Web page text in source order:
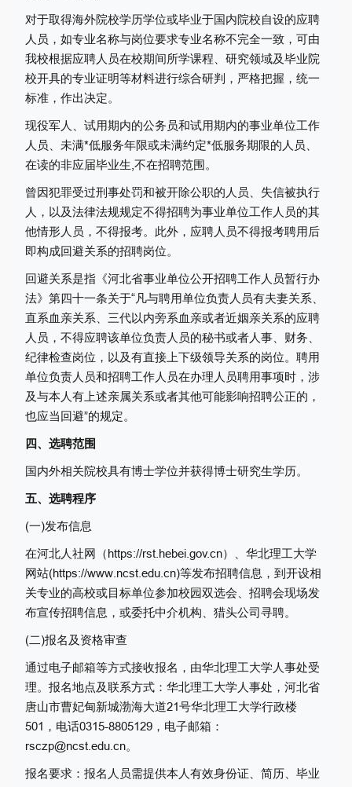
对于取得海外院校学历学位或毕业于国内院校自设的应聘
人员，如专业名称与岗位要求专业名称不完全一致，可由
我校根据应聘人员在校期间所学课程、研究领域及毕业院
校开具的专业证明等材料进行综合研判，严格把握，统一
标准，作出决定。
现役军人、试用期内的公务员和试用期内的事业单位工作
人员、未满*低服务年限或未满约定*低服务期限的人员、
在读的非应届毕业生,不在招聘范围。
曾因犯罪受过刑事处罚和被开除公职的人员、失信被执行
人，以及法律法规规定不得招聘为事业单位工作人员的其
他情形人员，不得报考。此外，应聘人员不得报考聘用后
即构成回避关系的招聘岗位。
回避关系是指《河北省事业单位公开招聘工作人员暂行办
法》第四十一条关于“凡与聘用单位负责人员有夫妻关系、
直系血亲关系、三代以内旁系血亲或者近姻亲关系的应聘
人员，不得应聘该单位负责人员的秘书或者人事、财务、
纪律检查岗位，以及有直接上下级领导关系的岗位。聘用
单位负责人员和招聘工作人员在办理人员聘用事项时，涉
及与本人有上述亲属关系或者其他可能影响招聘公正的，
也应当回避”的规定。
四、选聘范围
国内外相关院校具有博士学位并获得博士研究生学历。
五、选聘程序
(一)发布信息
在河北人社网（https://rst.hebei.gov.cn）、华北理工大学
网站(https://www.ncst.edu.cn)等发布招聘信息，到开设相
关专业的高校或目标单位参加校园双选会、招聘会现场发
布宣传招聘信息，或委托中介机构、猎头公司寻聘。
(二)报名及资格审查
通过电子邮箱等方式接收报名，由华北理工大学人事处受
理。报名地点及联系方式：华北理工大学人事处，河北省
唐山市曹妃甸新城渤海大道21号华北理工大学行政楼
501，电话0315-8805129，电子邮箱：
rsczp@ncst.edu.cn。
报名要求：报名人员需提供本人有效身份证、简历、毕业